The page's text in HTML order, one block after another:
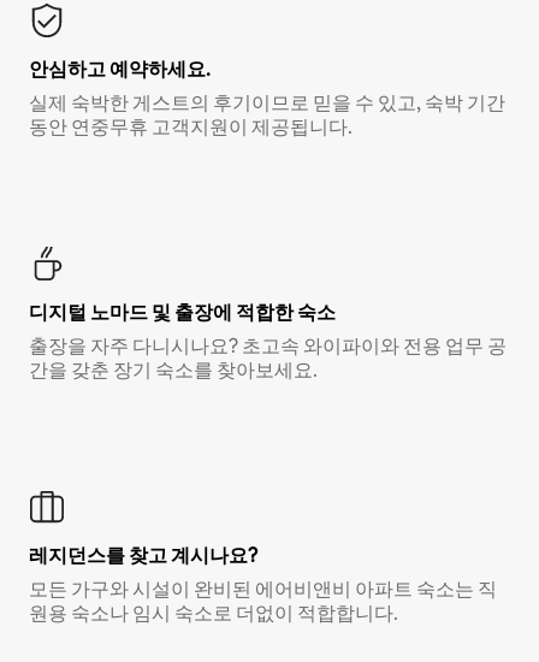
안심하고 예약하세요.
실제 숙박한 게스트의 후기이므로 믿을 수 있고, 숙박 기간
동안 연중무휴 고객지원이 제공됩니다.
디지털 노마드 및 출장에 적합한 숙소
출장을 자주 다니시나요? 초고속 와이파이와 전용 업무 공
간을 갖춘 장기 숙소를 찾아보세요.
레지던스를 찾고 계시나요?
모든 가구와 시설이 완비된 에어비앤비 아파트 숙소는 직
원용 숙소나 임시 숙소로 더없이 적합합니다.